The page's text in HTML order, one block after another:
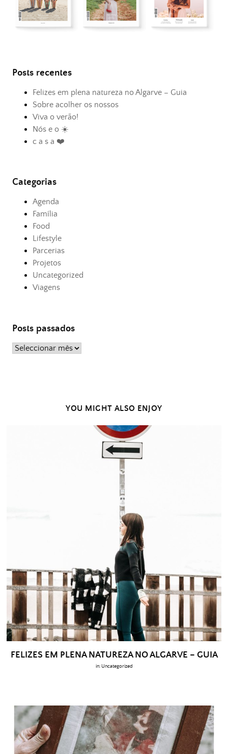
Posts recentes
Felizes em plena natureza no Algarve – Guia
Sobre acolher os nossos
Viva o verão!
Nós e o ☀️
c a s a ❤️
Categorias
Agenda
Família
Food
Lifestyle
Parcerias
Projetos
Uncategorized
Viagens
Posts passados
Posts
YOU MIGHT ALSO ENJOY
FELIZES EM PLENA NATUREZA NO ALGARVE – GUIA
in: Uncategorized